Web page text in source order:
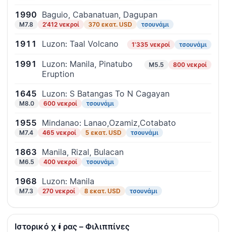
1990 Baguio, Cabanatuan, Dagupan
M7.8 2'412 νεκροί 370 εκατ. USD τσουνάμι
1911 Luzon: Taal Volcano 1'335 νεκροί τσουνάμι
1991
Luzon: Manila, Pinatubo
Eruption
M5.5 800 νεκροί
1645 Luzon: S Batangas To N Cagayan
M8.0 600 νεκροί τσουνάμι
1955 Mindanao: Lanao,Ozamiz,Cotabato
M7.4 465 νεκροί 5 εκατ. USD τσουνάμι
1863 Manila, Rizal, Bulacan
M6.5 400 νεκροί τσουνάμι
1968 Luzon: Manila
M7.3 270 νεκροί 8 εκατ. USD τσουνάμι
Ιστορικό χώρας – Φιλιππίνες